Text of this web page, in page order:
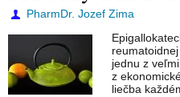
PharmDr. Jozef Zima
jednu z
z
liečba